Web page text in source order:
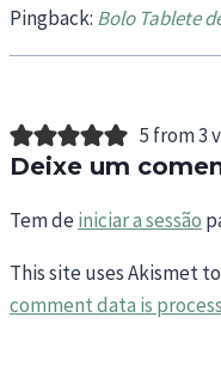
Pingback: Bolo Tablete
5 from 3
Deixe um
Tem deiniciar a sessão
This site uses Akismet
comment data is